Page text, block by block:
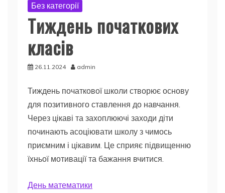
Без категорії
Тиждень початкових
класів
26.11.2024 admin
Тиждень початкової школи створює основу
для позитивного ставлення до навчання.
Через цікаві та захоплюючі заходи діти
починають асоціювати школу з чимось
приємним і цікавим. Це сприяє підвищенню
їхньої мотивації та бажання вчитися.
День математики